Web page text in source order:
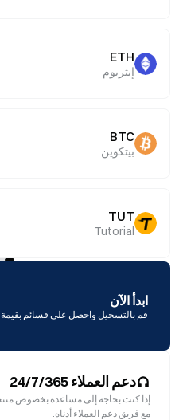
ETH
إيثريوم
BTC
بيتكوين
TUT
Tutorial
ابدأ الآن
قم بالتسجيل واحصل على قسائم بقيمة
دعم العملاء 24/7/365
مع فريق دعم العملاء أدناه.